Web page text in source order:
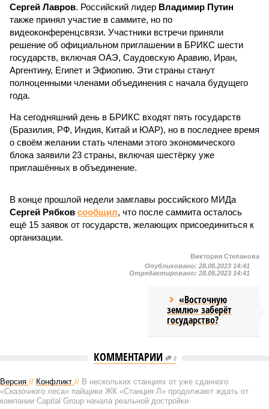
Сергей Лавров. Российский лидер Владимир Путин
также принял участие в саммите, но по
видеоконференцсвязи. Участники встречи приняли
решение об официальном приглашении в БРИКС шести
государств, включая ОАЭ, Саудовскую Аравию, Иран,
Аргентину, Египет и Эфиопию. Эти страны станут
полноценными членами объединения с начала будущего
года.
На сегодняшний день в БРИКС входят пять государств
(Бразилия, РФ, Индия, Китай и ЮАР), но в последнее время
о своём желании стать членами этого экономического
блока заявили 23 страны, включая шестёрку уже
приглашённых в объединение.
В конце прошлой недели замглавы российского МИДа
Сергей Рябков сообщил, что после саммита осталось
ещё 15 заявок от государств, желающих присоединиться к
организации.
Виктория Степанова
Опубликовано: 28.08.2023 14:41
Отредактировано: 28.08.2023 14:41
«Восточную
землю» заберёт
государство?
КОММЕНТАРИИ 0
Версия // Конфликт // В нескольких станциях от уже сданного
«Сказочного леса» пайщики ЖК «Станция Л» продолжают ждать от
компании Capital Group начала реальной достройки